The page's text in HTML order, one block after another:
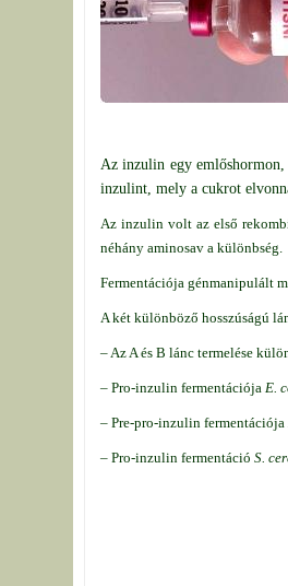
Az inzulin egy emlőshormon,
inzulint, mely a cukrot
Az inzulin volt az első
néhány aminosav a különbség.
Fermentációja génmanipulált
A két különböző hosszúságú
– Az A és B lánc termelése
– Pro-inzulin fermentációja E.
– Pre-pro-inzulin fermentációja
– Pro-inzulin fermentáció S.